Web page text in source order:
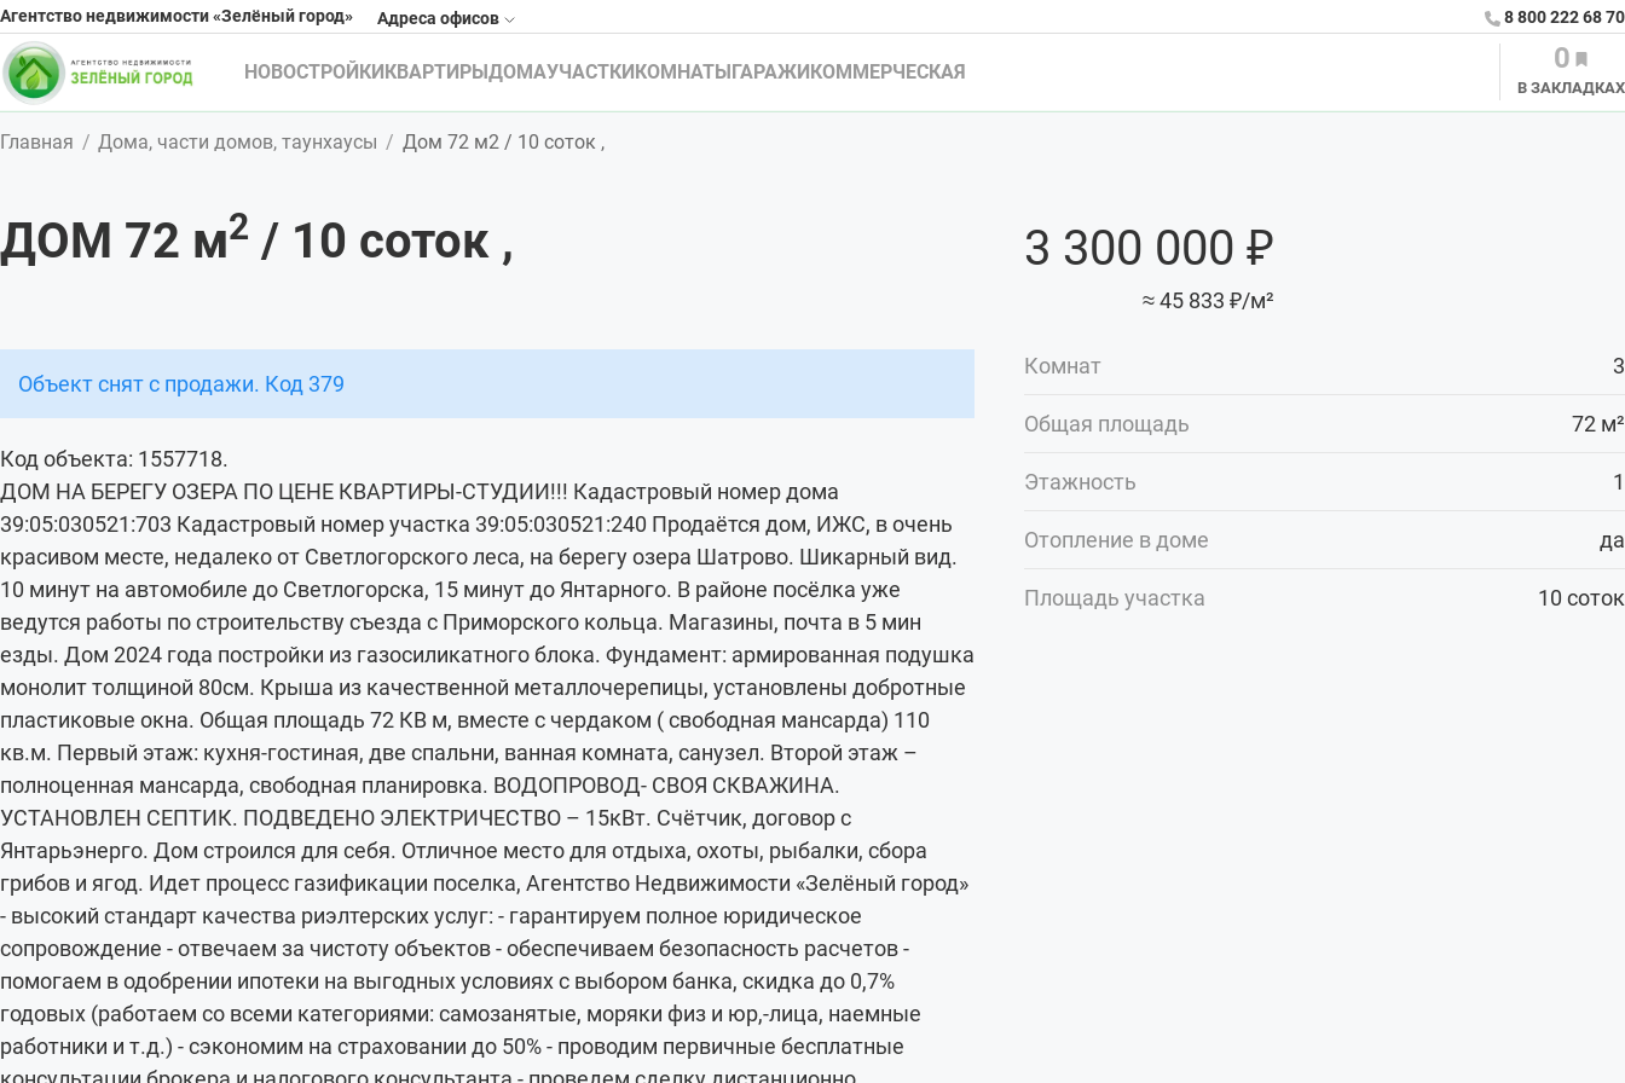
Агентство недвижимости «Зелёный город» Адреса офисов 8 800 222 68 70
НОВОСТРОЙКИ КВАРТИРЫ ДОМАУЧАСТКИ КОМНАТЫ ГАРАЖИ КОММЕРЧЕСКАЯ 0
В ЗАКЛАДКАХ
Главная Дома, части домов, таунхаусы Дом 72 м2 / 10 соток ,
ДОМ 72 м2 / 10 соток , 3 300 000 ₽
≈ 45 833 ₽/м²
Объект снят с продажи. Код 379
Код объекта: 1557718.
ДОМ НА БЕРЕГУ ОЗЕРА ПО ЦЕНЕ КВАРТИРЫ-СТУДИИ!!! Кадастровый номер дома
39:05:030521:703 Кадастровый номер участка 39:05:030521:240 Продаётся дом, ИЖС, в очень
красивом месте, недалеко от Светлогорского леса, на берегу озера Шатрово. Шикарный вид.
10 минут на автомобиле до Светлогорска, 15 минут до Янтарного. В районе посёлка уже
ведутся работы по строительству съезда с Приморского кольца. Магазины, почта в 5 мин
езды. Дом 2024 года постройки из газосиликатного блока. Фундамент: армированная подушка
монолит толщиной 80см. Крыша из качественной металлочерепицы, установлены добротные
пластиковые окна. Общая площадь 72 КВ м, вместе с чердаком ( свободная мансарда) 110
кв.м. Первый этаж: кухня-гостиная, две спальни, ванная комната, санузел. Второй этаж –
полноценная мансарда, свободная планировка. ВОДОПРОВОД- СВОЯ СКВАЖИНА.
УСТАНОВЛЕН СЕПТИК. ПОДВЕДЕНО ЭЛЕКТРИЧЕСТВО – 15кВт. Счётчик, договор с
Янтарьэнерго. Дом строился для себя. Отличное место для отдыха, охоты, рыбалки, сбора
грибов и ягод. Идет процесс газификации поселка, Агентство Недвижимости «Зелёный город»
- высокий стандарт качества риэлтерских услуг: - гарантируем полное юридическое
сопровождение - отвечаем за чистоту объектов - обеспечиваем безопасность расчетов -
помогаем в одобрении ипотеки на выгодных условиях с выбором банка, скидка до 0,7%
годовых (работаем со всеми категориями: самозанятые, моряки физ и юр,-лица, наемные
работники и т.д.) - сэкономим на страховании до 50% - проводим первичные бесплатные
Комнат 3
Общая площадь 72 м²
Этажность 1
Отопление в доме да
Площадь участка 10 соток